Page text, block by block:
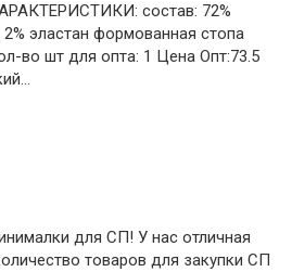
состав: 72%
эластан формованная стопа
во шт для опта: 1 Цена Опт:73.5
для СП! У нас отличная
товаров для закупки СП